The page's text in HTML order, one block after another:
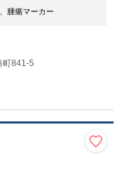
腫瘍マーカー
町841-5